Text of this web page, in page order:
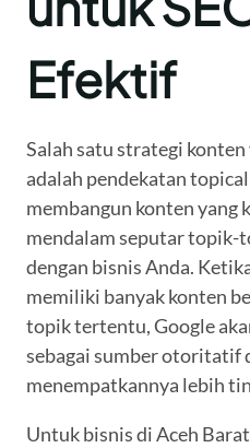
Efektif
Salah satu strategi
adalah pendekatan
membangun konten yang
mendalam seputar topik-
dengan bisnis Anda.
memiliki banyak konten
topik tertentu, Google
sebagai sumber otoritatif
menempatkannya lebih
Untuk bisnis di Aceh